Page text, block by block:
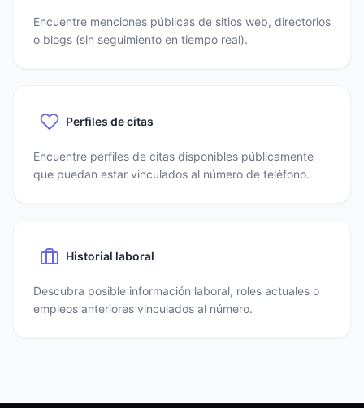
Encuentre menciones públicas de sitios web, directorios
o blogs (sin seguimiento en tiempo real).
Perfiles de citas
Encuentre perfiles de citas disponibles públicamente
que puedan estar vinculados al número de teléfono.
Historial laboral
Descubra posible información laboral, roles actuales o
empleos anteriores vinculados al número.